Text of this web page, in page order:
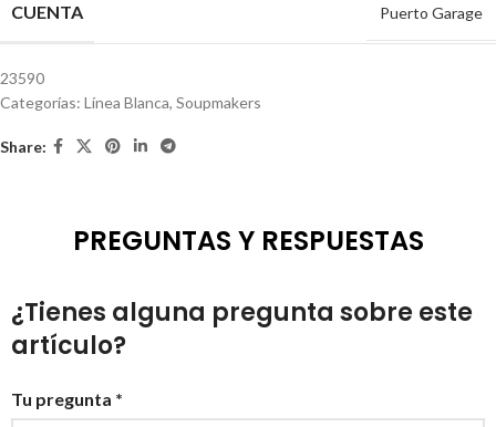
CUENTA Puerto Garage
23590
Categorías: Línea Blanca, Soupmakers
Share:
PREGUNTAS Y RESPUESTAS
¿Tienes alguna pregunta sobre este
artículo?
Tu pregunta *